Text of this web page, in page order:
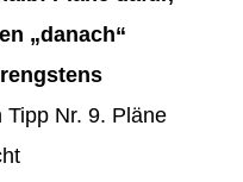
„danach“
Tipp Nr. 9. Pläne